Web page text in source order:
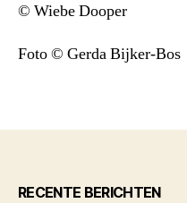
© Wiebe Dooper
Foto © Gerda Bijker-Bos
RECENTE BERICHTEN